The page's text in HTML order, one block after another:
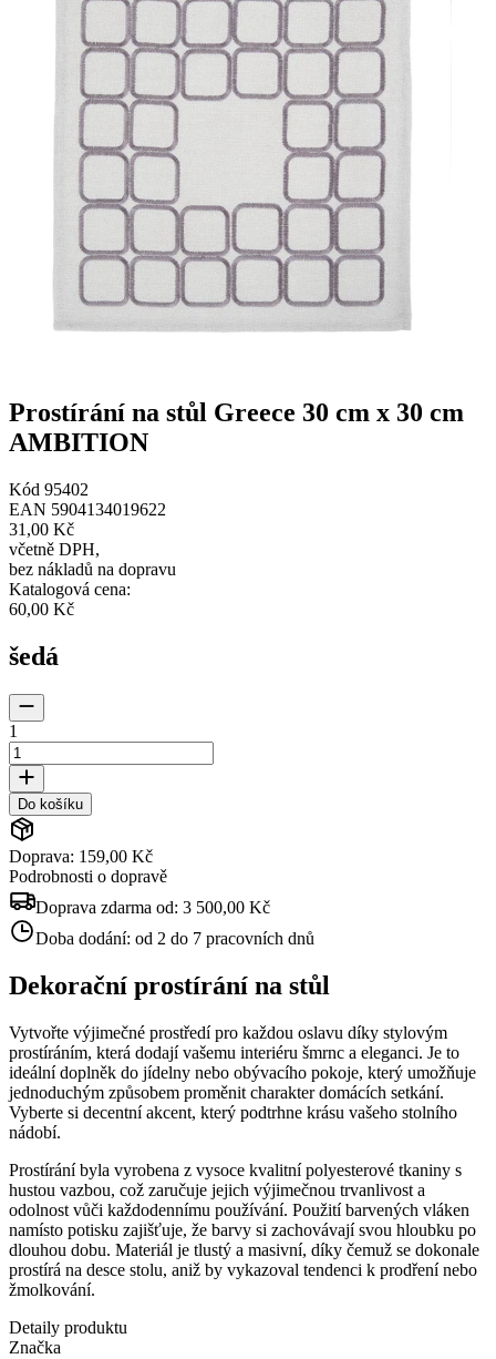
Prostírání na stůl Greece 30 cm x 30 cm
AMBITION
Kód 95402
EAN 5904134019622
31,00 Kč
včetně DPH,
bez nákladů na dopravu
Katalogová cena:
60,00 Kč
šedá
1
Do košíku
Doprava: 159,00 Kč
Podrobnosti o dopravě
Doprava zdarma od: 3 500,00 Kč
Doba dodání: od 2 do 7 pracovních dnů
Dekorační prostírání na stůl
Vytvořte výjimečné prostředí pro každou oslavu díky stylovým
prostíráním, která dodají vašemu interiéru šmrnc a eleganci. Je to
ideální doplněk do jídelny nebo obývacího pokoje, který umožňuje
jednoduchým způsobem proměnit charakter domácích setkání.
Vyberte si decentní akcent, který podtrhne krásu vašeho stolního
nádobí.
Prostírání byla vyrobena z vysoce kvalitní polyesterové tkaniny s
hustou vazbou, což zaručuje jejich výjimečnou trvanlivost a
odolnost vůči každodennímu používání. Použití barvených vláken
namísto potisku zajišťuje, že barvy si zachovávají svou hloubku po
dlouhou dobu. Materiál je tlustý a masivní, díky čemuž se dokonale
prostírá na desce stolu, aniž by vykazoval tendenci k prodření nebo
žmolkování.
Detaily produktu
Značka